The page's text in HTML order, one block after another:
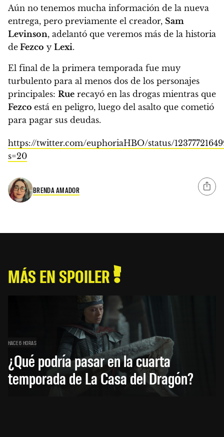
Aún no tenemos mucha información de la nueva
entrega, pero previamente el creador, Sam
Levinson, adelantó que veremos más de la historia
de Fezco y Lexi.
El final de la primera temporada fue muy
turbulento para al menos dos de los personajes
principales: Rue recayó en las drogas mientras que
Fezco está en peligro, luego del asalto que cometió
para pagar sus deudas.
https://twitter.com/euphoriaHBO/status/
s=20
BRENDA AMADOR
MÁS EN SPOILER
HACE 6 HORAS
¿Qué podría pasar en la cuarta
temporada de La Casa del Dragón?